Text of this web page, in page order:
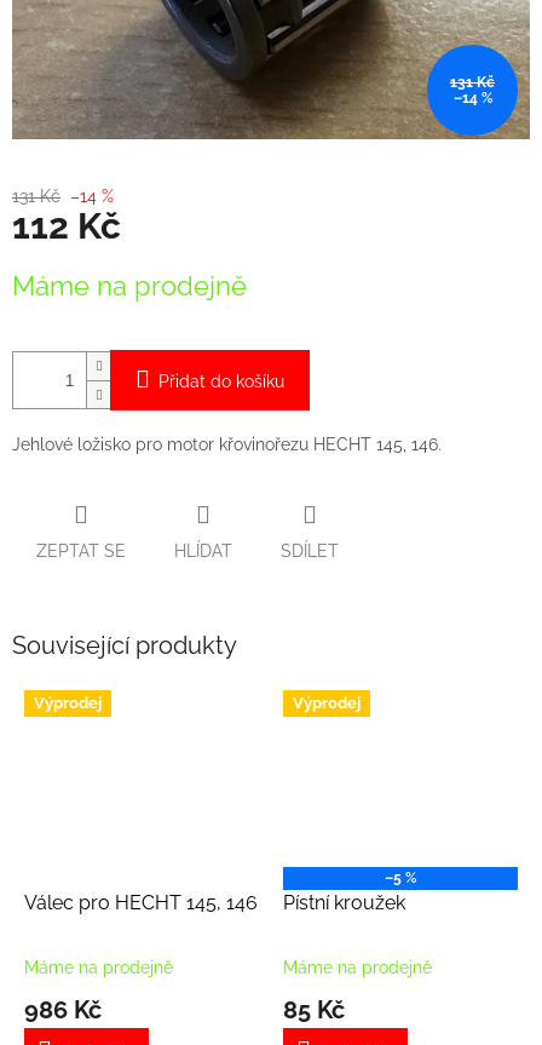
131 Kč
–14 %
131 Kč –14 %
112 Kč
cena:
Máme na prodejně
Přidat do košíku
Jehlové ložisko pro motor křovinořezu HECHT 145, 146.
ZEPTAT SE HLÍDAT SDÍLET
Související produkty
Výprodej
Válec pro HECHT 145, 146
Máme na prodejně
986 Kč
Výprodej
–5 %
Pístní kroužek
Máme na prodejně
85 Kč